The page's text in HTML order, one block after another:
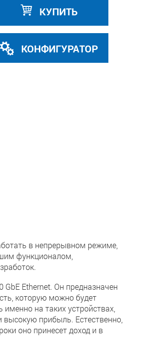
КУПИТЬ
КОНФИГУРАТОР
в непрерывном режиме,
функционалом,
Ethernet. Он предназначен
которую можно будет
на таких устройствах,
прибыль. Естественно,
оно принесет доход и в